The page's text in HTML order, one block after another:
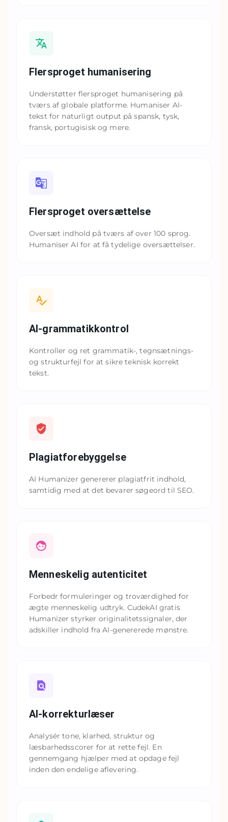
Flersproget humanisering
Understøtter flersproget humanisering på
tværs af globale platforme. Humaniser AI-
tekst for naturligt output på spansk, tysk,
fransk, portugisisk og mere.
Flersproget oversættelse
Oversæt indhold på tværs af over 100 sprog.
Humaniser AI for at få tydelige oversættelser.
AI-grammatikkontrol
Kontroller og ret grammatik-, tegnsætnings-
og strukturfejl for at sikre teknisk korrekt
tekst.
Plagiatforebyggelse
AI Humanizer genererer plagiatfrit indhold,
samtidig med at det bevarer søgeord til SEO.
Menneskelig autenticitet
Forbedr formuleringer og troværdighed for
ægte menneskelig udtryk. CudekAI gratis
Humanizer styrker originalitetssignaler, der
adskiller indhold fra AI-genererede mønstre.
AI-korrekturlæser
Analysér tone, klarhed, struktur og
læsbarhedsscorer for at rette fejl. En
gennemgang hjælper med at opdage fejl
inden den endelige aflevering.